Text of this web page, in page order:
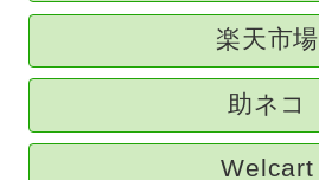
楽天市場
助ネコ
Welcart